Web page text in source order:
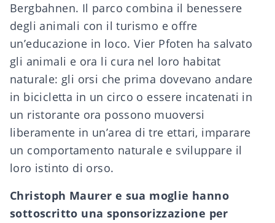
Bergbahnen. Il parco combina il benessere
degli animali con il turismo e offre
un’educazione in loco. Vier Pfoten ha salvato
gli animali e ora li cura nel loro habitat
naturale: gli orsi che prima dovevano andare
in bicicletta in un circo o essere incatenati in
un ristorante ora possono muoversi
liberamente in un’area di tre ettari, imparare
un comportamento naturale e sviluppare il
loro istinto di orso.
Christoph Maurer e sua moglie hanno
sottoscritto una sponsorizzazione per